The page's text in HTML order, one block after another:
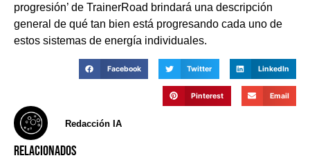
progresión’ de TrainerRoad brindará una descripción
general de qué tan bien está progresando cada uno de
estos sistemas de energía individuales.
Facebook Twitter LinkedIn
Pinterest Email
Redacción IA
RELACIONADOS